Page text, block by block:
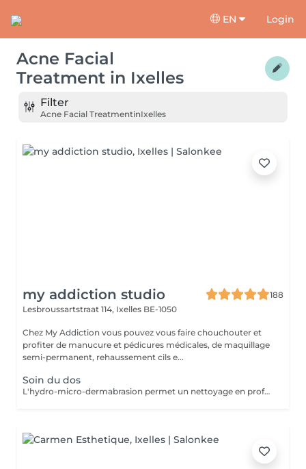
EN Login
Acne Facial
Treatment in Ixelles
Filter
Acne Facial TreatmentinIxelles
my addiction studio
188
Lesbroussartstraat 114, Ixelles BE-1050
Chez My Addiction vous pouvez vous faire chouchouter et
profiter de manucure et pédicures médicales, de maquillage
semi-permanent, rehaussement cils e...
Soin du dos
L'hydro-micro-dermabrasion permet un nettoyage en profondeur de la peau. C'est un système d'aspiration à base de micro-bulles qui permet : - Une exfoliation et extraction des impuretés - Une purification en profondeur des pores - Une hydratation et revitalisation de la peau Pour optimiser les résultats, une cure de 6 séances est recommandée chaque 3 semaines PROTOCOLE : - gommage vapeur au savon noir - Hydra-peel 2.0 SYSTEM - Ampoule pureté + masque argile - rituel d'hydratation ( sérum + crème )